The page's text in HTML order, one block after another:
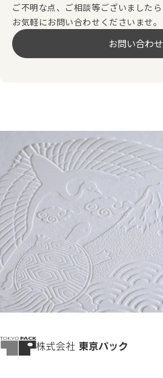
ご不明な点、ご相談等ございましたら
お気軽にお問い合わせくださいませ。
お問い合わせ